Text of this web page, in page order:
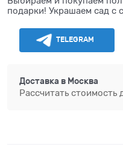
подарки! Украшаем сад с
TELEGRAM
Доставка в Москва
Рассчитать стоимость